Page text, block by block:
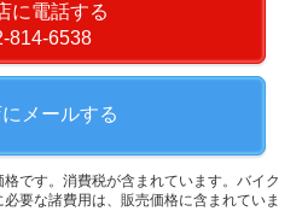
に電話する
814-6538
メールする
です。消費税が含まれています。バイク
要な諸費用は、販売価格に含まれていま